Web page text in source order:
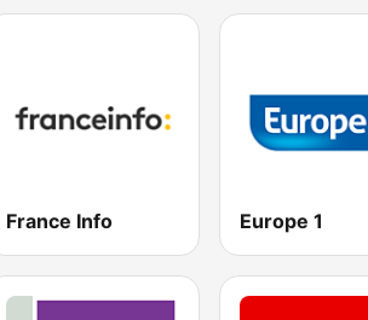
France Info Europe 1